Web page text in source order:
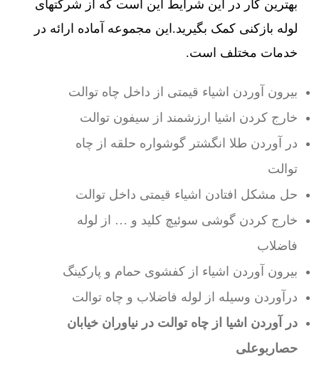
بهترین کار در این شرایط این است که از شرکتهای
لوله بازکنی کمک بگیرید.این مجموعه آماده ارائه در
خدمات مختلف است.
بیرون آوردن اشیاء قیمتی از داخل چاه توالت
خارج کردن اشیا ارزشمند از سیفون توالت
در آوردن طلا انگشتر گوشواره حلقه از چاه
توالت
حل مشکل افتادن اشیاء قیمتی داخل توالت
خارج کردن گوشی سوئیچ کلید و … از لوله
فاضلاب
بیرون آوردن اشیاء از کفشوی حمام و پارکینگ
درآوردن وسیله از لوله فاضلاب و چاه توالت
در آوردن اشیا از چاه توالت در نیاوران خیابان
حصاربوعلی